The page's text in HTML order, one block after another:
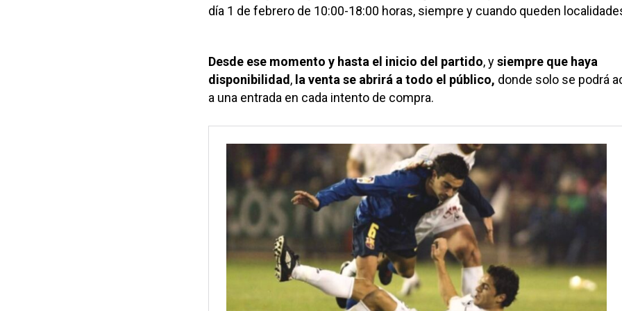
día 1 de febrero de 10:00-18:00 horas, siempre y cuando queden
Desde ese momento y hasta el inicio del partido, ysiempre que haya
disponibilidad, la venta se abrirá a todo el público, donde solo se podrá
a una entrada en cada intento de compra.